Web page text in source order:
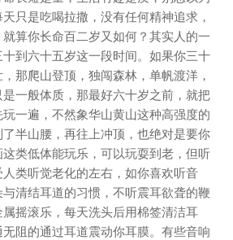
只是吃喝拉撒，没有任何精神追求，
算你长命百二岁又如何？其实人的一
到六十五岁这一段时间。如果你三十
那爬山登顶，独闯森林，单帆渡洋，
一般体质，那最好六十岁之前，就把
一遍，不然象华山黄山这种高强度的
半山腰，再往上冲顶，也绝对是要你
类低体能玩乐，可以玩耍到老，但听
类听觉老化的左右，如你喜欢听音
清结耳道的习惯，不听震耳欲聋的鞭
摇滚乐，每天洗头后用棉签清洁耳
阻的通过耳道震动你耳膜。有些音响